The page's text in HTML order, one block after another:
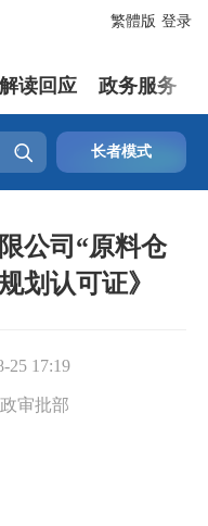
登录
繁體版
解读回应 政务服务
 长者模式
公司“原料仓
划认可证》
25 17:19
审批部